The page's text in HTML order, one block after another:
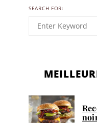
SEARCH FOR: